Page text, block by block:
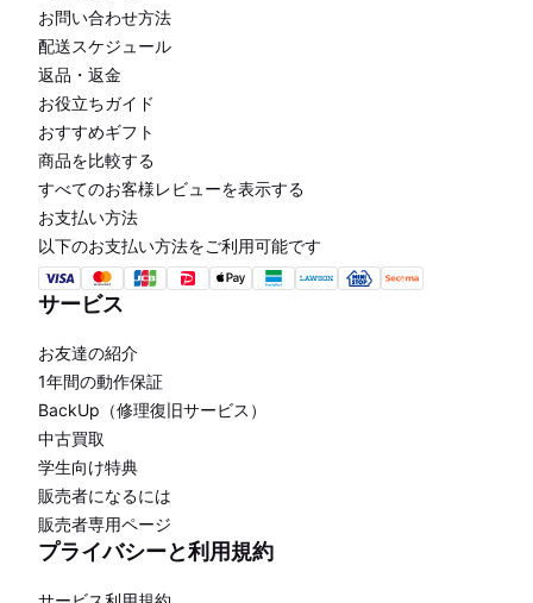
お問い合わせ方法
配送スケジュール
返品・返金
お役立ちガイド
おすすめギフト
商品を比較する
すべてのお客様レビューを表示する
お支払い方法
以下のお支払い方法をご利用可能です
サービス
お友達の紹介
1年間の動作保証
BackUp（修理復旧サービス）
中古買取
学生向け特典
販売者になるには
販売者専用ページ
プライバシーと利用規約